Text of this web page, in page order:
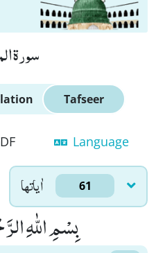
سورة
Tafseer
Language
اٰياتها 61
بِسْمِ اللّٰهِ